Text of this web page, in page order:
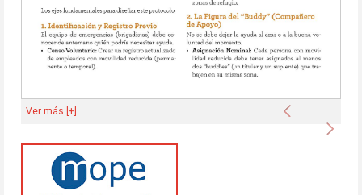
Anterior
Ver más [+]